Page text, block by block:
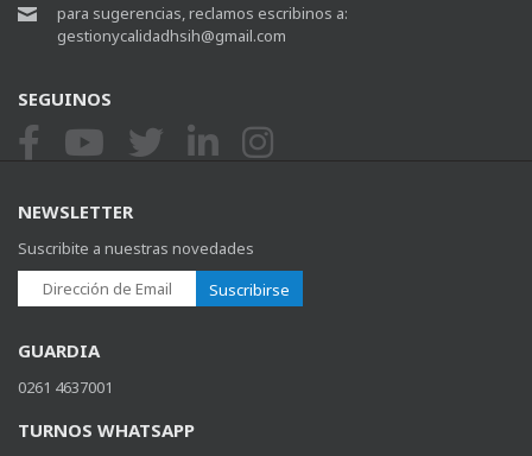
para sugerencias, reclamos escribinos a:
gestionycalidadhsih@gmail.com
SEGUINOS
NEWSLETTER
Suscribite a nuestras novedades
Suscribirse
GUARDIA
0261 4637001
TURNOS WHATSAPP